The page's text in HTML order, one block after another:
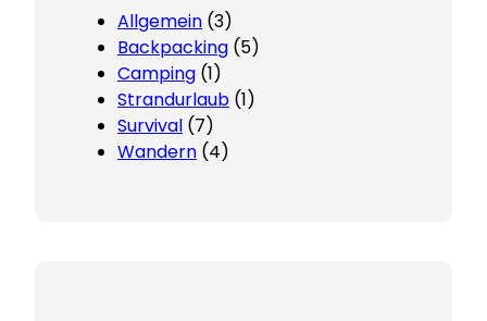
Allgemein (3)
Backpacking (5)
Camping (1)
Strandurlaub (1)
Survival (7)
Wandern (4)